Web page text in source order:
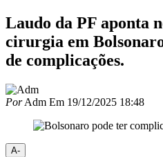
Laudo da PF aponta
cirurgia em
de complicações.
PorAdm Em 19/12/2025 18:48
A-